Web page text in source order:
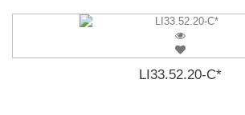
LI33.52.20-C*